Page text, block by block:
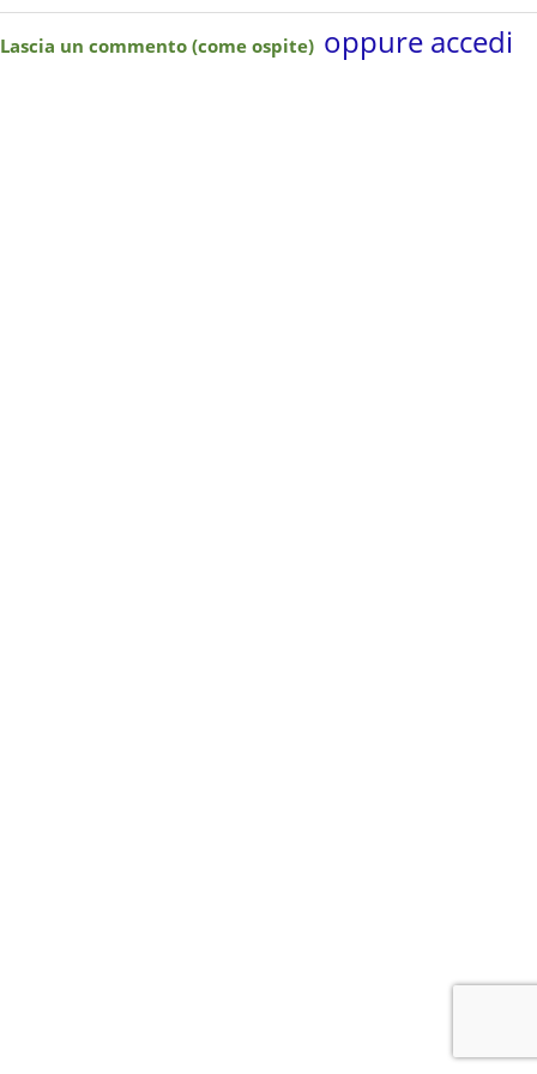
Lascia un commento (come ospite) oppure accedi